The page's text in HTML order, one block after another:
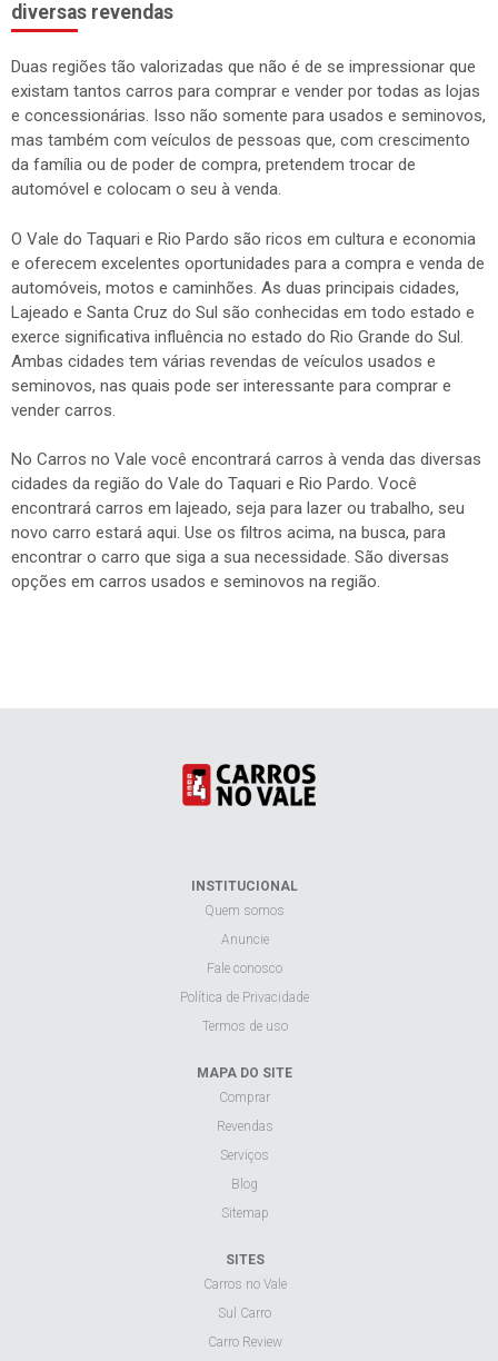
diversas revendas
Duas regiões tão valorizadas que não é de se impressionar que
existam tantos carros para comprar e vender por todas as lojas
e concessionárias. Isso não somente para usados e seminovos,
mas também com veículos de pessoas que, com crescimento
da família ou de poder de compra, pretendem trocar de
automóvel e colocam o seu à venda.
O Vale do Taquari e Rio Pardo são ricos em cultura e economia
e oferecem excelentes oportunidades para a compra e venda de
automóveis, motos e caminhões. As duas principais cidades,
Lajeado e Santa Cruz do Sul são conhecidas em todo estado e
exerce significativa influência no estado do Rio Grande do Sul.
Ambas cidades tem várias revendas de veículos usados e
seminovos, nas quais pode ser interessante para comprar e
vender carros.
No Carros no Vale você encontrará carros à venda das diversas
cidades da região do Vale do Taquari e Rio Pardo. Você
encontrará carros em lajeado, seja para lazer ou trabalho, seu
novo carro estará aqui. Use os filtros acima, na busca, para
encontrar o carro que siga a sua necessidade. São diversas
opções em carros usados e seminovos na região.
INSTITUCIONAL
Quem somos
Anuncie
Fale conosco
Política de Privacidade
Termos de uso
MAPA DO SITE
Comprar
Revendas
Serviços
Blog
Sitemap
SITES
Carros no Vale
Sul Carro
Carro Review